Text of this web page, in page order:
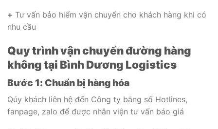
+ Tư vấn bảo hiểm vận chuyển cho khách hàng khi có
nhu cầu
Quy trình vận chuyển đường hàng
không tại Bình Dương Logistics
Bước 1: Chuẩn bị hàng hóa
Qúy khách liên hệ đến Công ty bằng số Hotlines,
fanpage, zalo để được nhân viện tư vấn báo giá